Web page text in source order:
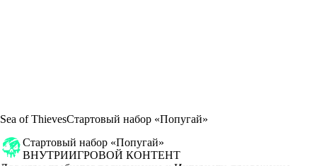
Sea of ThievesСтартовый набор «Попугай»
Стартовый набор «Попугай»
ВНУТРИИГРОВОЙ КОНТЕНТ